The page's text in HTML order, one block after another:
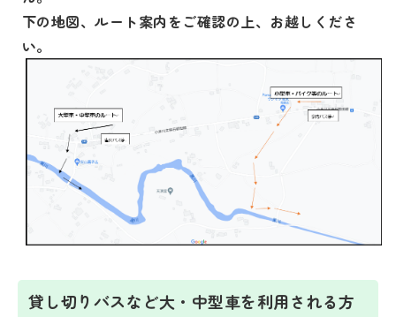
下の地図、ルート案内をご確認の上、お越しくださ
い。
貸し切りバスなど大・中型車を利用される方